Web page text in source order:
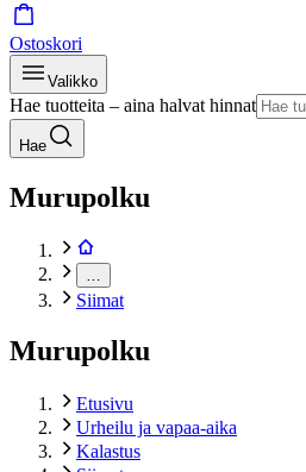
Ostoskori
Valikko
Hae tuotteita – aina halvat hinnat
Hae
Murupolku
Siimat
Murupolku
Etusivu
Urheilu ja vapaa-aika
Kalastus